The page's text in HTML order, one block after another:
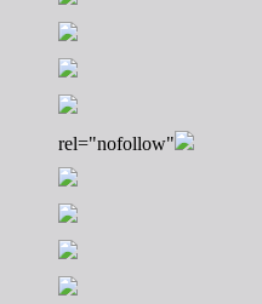
rel="nofollow"